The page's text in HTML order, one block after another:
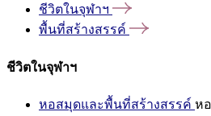
ชีวิตในจุฬาฯ
พื้นที่สร้างสรรค์
ชีวิตในจุฬาฯ
หอสมุดและพื้นที่สร้างสรรค์ ห